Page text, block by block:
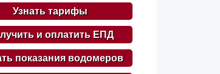
Узнать тарифы
и оплатить ЕПД
показания водомеров